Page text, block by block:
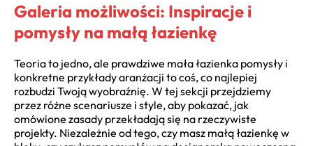
Galeria możliwości: Inspiracje i
pomysły na małą łazienkę
Teoria to jedno, ale prawdziwe mała łazienka pomysły i
konkretne przykłady aranżacji to coś, co najlepiej
rozbudzi Twoją wyobraźnię. W tej sekcji przejdziemy
przez różne scenariusze i style, aby pokazać, jak
omówione zasady przekładają się na rzeczywiste
projekty. Niezależnie od tego, czy masz małą łazienkę w